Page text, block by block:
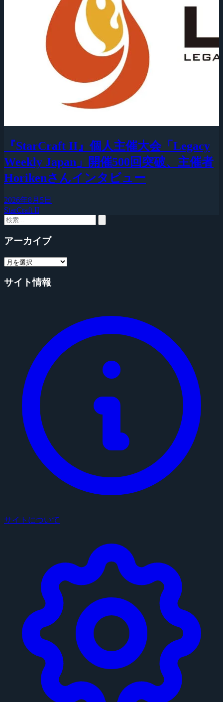
『StarCraft II』個人主催大会「Legacy
Weekly Japan」開催500回突破、主催者
Horikenさんインタビュー
2026年8月5日
StarCraft II
アーカイブ
サイト情報
サイトについて